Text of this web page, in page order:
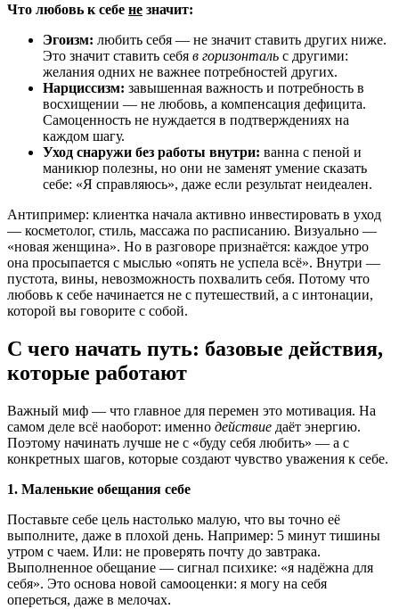
Что любовь к себе не значит:
Эгоизм: любить себя — не значит ставить других ниже.
Это значит ставить себя в горизонталь с другими:
желания одних не важнее потребностей других.
Нарциссизм: завышенная важность и потребность в
восхищении — не любовь, а компенсация дефицита.
Самоценность не нуждается в подтверждениях на
каждом шагу.
Уход снаружи без работы внутри: ванна с пеной и
маникюр полезны, но они не заменят умение сказать
себе: «Я справляюсь», даже если результат неидеален.
Антипример: клиентка начала активно инвестировать в уход
— косметолог, стиль, массажа по расписанию. Визуально —
«новая женщина». Но в разговоре признаётся: каждое утро
она просыпается с мыслью «опять не успела всё». Внутри —
пустота, вины, невозможность похвалить себя. Потому что
любовь к себе начинается не с путешествий, а с интонации,
которой вы говорите с собой.
С чего начать путь: базовые действия,
которые работают
Важный миф — что главное для перемен это мотивация. На
самом деле всё наоборот: именно действие даёт энергию.
Поэтому начинать лучше не с «буду себя любить» — а с
конкретных шагов, которые создают чувство уважения к себе.
1. Маленькие обещания себе
Поставьте себе цель настолько малую, что вы точно её
выполните, даже в плохой день. Например: 5 минут тишины
утром с чаем. Или: не проверять почту до завтрака.
Выполненное обещание — сигнал психике: «я надёжна для
себя». Это основа новой самооценки: я могу на себя
опереться, даже в мелочах.